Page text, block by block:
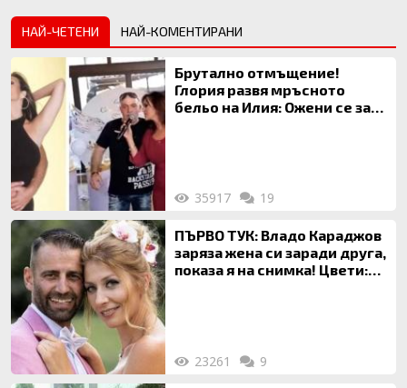
НАЙ-ЧЕТЕНИ НАЙ-КОМЕНТИРАНИ
Брутално отмъщение!
Глория развя мръсното
бельо на Илия: Ожени се за
35917 19
ПЪРВО ТУК: Владо Караджов
заряза жена си заради друга,
показа я на снимка! Цвети:
23261 9